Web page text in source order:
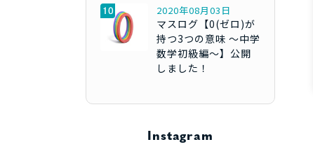
2020年08月03日
マスログ【0(ゼロ)が
持つ3つの意味 ～中学
数学初級編～】公開
しました！
Instagram